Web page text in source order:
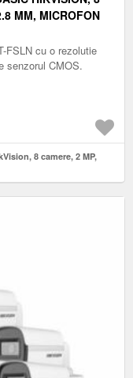
MM, MICROFON
FSLN cu o rezolutie
senzorul CMOS.
8 camere, 2 MP,